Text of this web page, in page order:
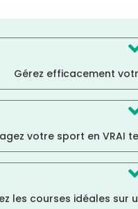
Gérez efficacement
votre sport en VRAI
les courses idéales sur